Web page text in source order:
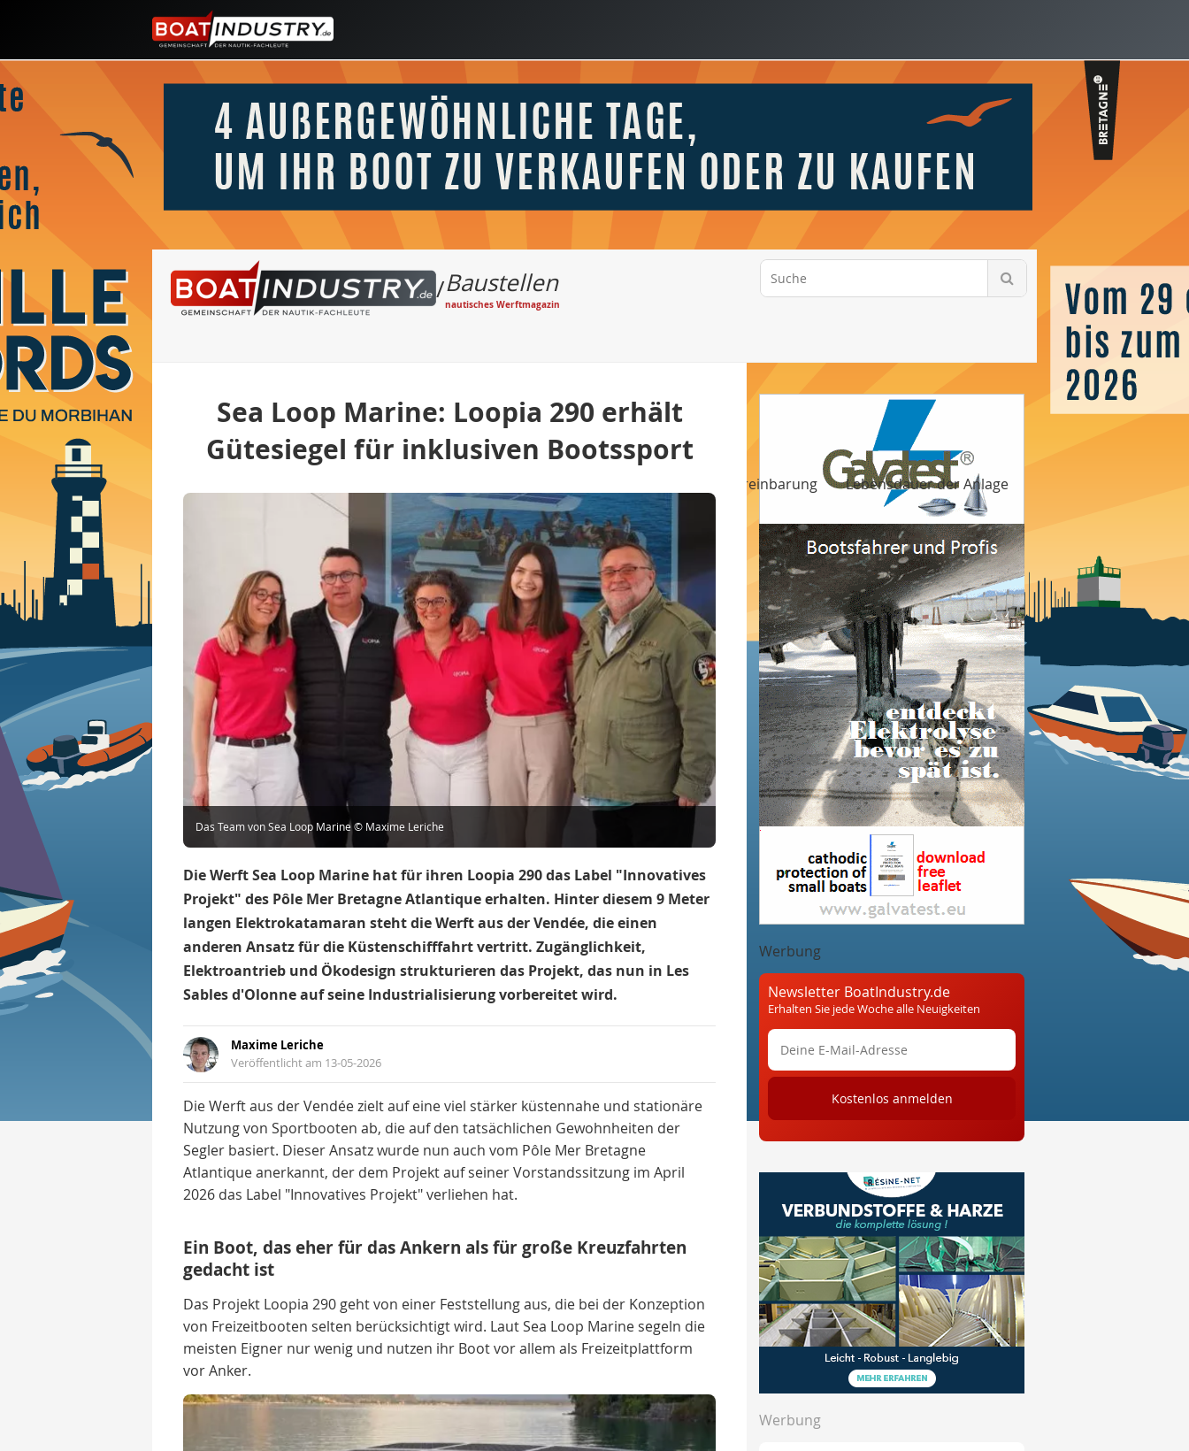
/Baustellen
nautisches Werftmagazin
Boatindustry.de
Porträt - Notizbuch - Terminvereinbarung Lebensdauer der Anlage
Sea Loop Marine: Loopia 290 erhält
Gütesiegel für inklusiven Bootssport
Das Team von Sea Loop Marine © Maxime Leriche
Die Werft Sea Loop Marine hat für ihren Loopia 290 das Label "Innovatives
Projekt" des Pôle Mer Bretagne Atlantique erhalten. Hinter diesem 9 Meter
langen Elektrokatamaran steht die Werft aus der Vendée, die einen
anderen Ansatz für die Küstenschifffahrt vertritt. Zugänglichkeit,
Elektroantrieb und Ökodesign strukturieren das Projekt, das nun in Les
Sables d'Olonne auf seine Industrialisierung vorbereitet wird.
Maxime Leriche
Veröffentlicht am 13-05-2026
Die Werft aus der Vendée zielt auf eine viel stärker küstennahe und stationäre
Nutzung von Sportbooten ab, die auf den tatsächlichen Gewohnheiten der
Segler basiert. Dieser Ansatz wurde nun auch vom Pôle Mer Bretagne
Atlantique anerkannt, der dem Projekt auf seiner Vorstandssitzung im April
2026 das Label "Innovatives Projekt" verliehen hat.
Ein Boot, das eher für das Ankern als für große Kreuzfahrten
gedacht ist
Das Projekt Loopia 290 geht von einer Feststellung aus, die bei der Konzeption
von Freizeitbooten selten berücksichtigt wird. Laut Sea Loop Marine segeln die
meisten Eigner nur wenig und nutzen ihr Boot vor allem als Freizeitplattform
vor Anker.
Werbung
Newsletter BoatIndustry.de
Erhalten Sie jede Woche alle Neuigkeiten
Werbung